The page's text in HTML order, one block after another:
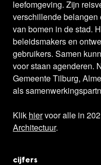
leefomgeving. Zijn
verschillende
van bomen in de stad.
beleidsmakers en
gebruikers. Samen
voor staan agenderen.
Gemeente Tilburg,
als
Klik hiervoor alle in
Architectuur.
cijfers